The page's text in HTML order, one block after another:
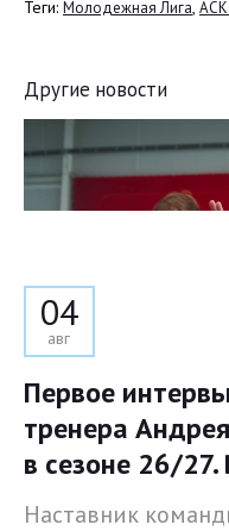
Теги: Молодежная Лига,
Другие новости
04
авг
Первое
тренера
в сезоне 26/
Наставник